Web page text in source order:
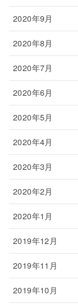
2020年9月
2020年8月
2020年7月
2020年6月
2020年5月
2020年4月
2020年3月
2020年2月
2020年1月
2019年12月
2019年11月
2019年10月